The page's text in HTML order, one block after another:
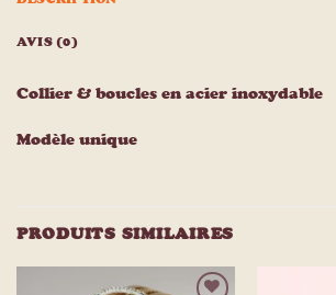
AVIS (0)
Collier & boucles en acier inoxydable
Modèle unique
PRODUITS SIMILAIRES